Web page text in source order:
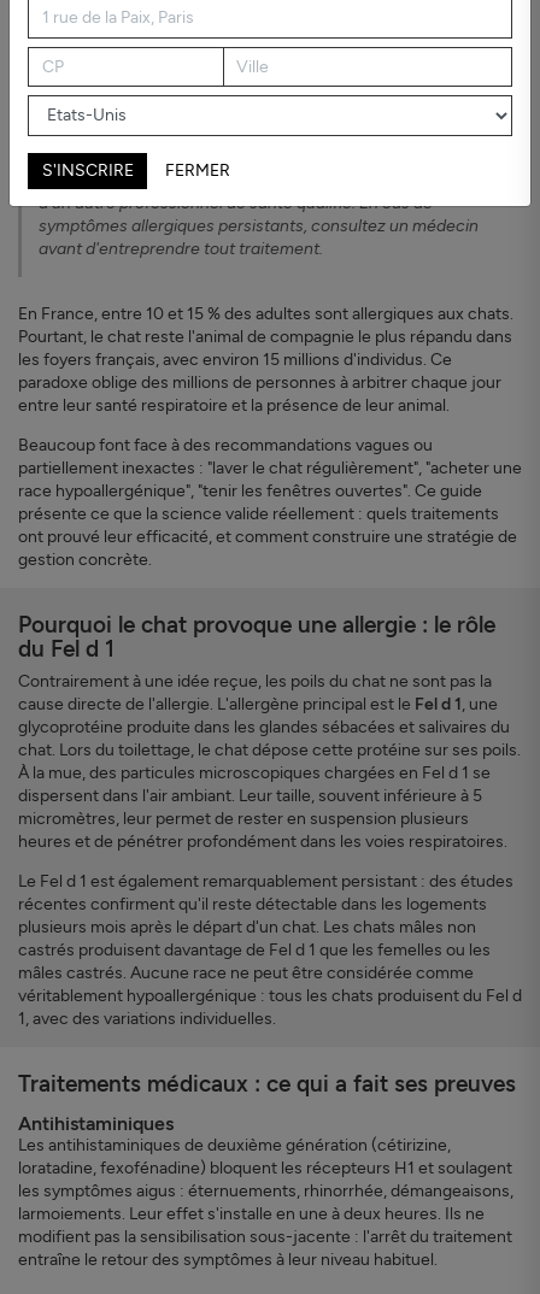
avec un chat.
Avertissement médical :Cet article est fourni à titre informatif
uniquement et ne constitue pas un avis médical. Il ne remplace
pas une consultation auprès d'un médecin, d'un allergologue ou
d'un autre professionnel de santé qualifié. En cas de
symptômes allergiques persistants, consultez un médecin
avant d'entreprendre tout traitement.
En France, entre 10 et 15 % des adultes sont allergiques aux chats.
Pourtant, le chat reste l'animal de compagnie le plus répandu dans
les foyers français, avec environ 15 millions d'individus. Ce
paradoxe oblige des millions de personnes à arbitrer chaque jour
entre leur santé respiratoire et la présence de leur animal.
Beaucoup font face à des recommandations vagues ou
partiellement inexactes : "laver le chat régulièrement", "acheter une
race hypoallergénique", "tenir les fenêtres ouvertes". Ce guide
présente ce que la science valide réellement : quels traitements
ont prouvé leur efficacité, et comment construire une stratégie de
gestion concrète.
Pourquoi le chat provoque une allergie : le rôle
du Fel d 1
Contrairement à une idée reçue, les poils du chat ne sont pas la
cause directe de l'allergie. L'allergène principal est le Fel d 1, une
glycoprotéine produite dans les glandes sébacées et salivaires du
chat. Lors du toilettage, le chat dépose cette protéine sur ses poils.
À la mue, des particules microscopiques chargées en Fel d 1 se
dispersent dans l'air ambiant. Leur taille, souvent inférieure à 5
micromètres, leur permet de rester en suspension plusieurs
heures et de pénétrer profondément dans les voies respiratoires.
Le Fel d 1 est également remarquablement persistant : des études
récentes confirment qu'il reste détectable dans les logements
plusieurs mois après le départ d'un chat. Les chats mâles non
castrés produisent davantage de Fel d 1 que les femelles ou les
mâles castrés. Aucune race ne peut être considérée comme
véritablement hypoallergénique : tous les chats produisent du Fel d
1, avec des variations individuelles.
Traitements médicaux : ce qui a fait ses preuves
Antihistaminiques
Les antihistaminiques de deuxième génération (cétirizine,
loratadine, fexofénadine) bloquent les récepteurs H1 et soulagent
les symptômes aigus : éternuements, rhinorrhée, démangeaisons,
larmoiements. Leur effet s'installe en une à deux heures. Ils ne
modifient pas la sensibilisation sous-jacente : l'arrêt du traitement
entraîne le retour des symptômes à leur niveau habituel.
S'INSCRIRE FERMER